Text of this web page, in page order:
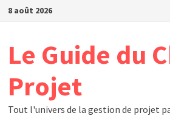
Passer
8 août 2026
Le Guide du
Projet
Tout l'univers de la gestion de projet